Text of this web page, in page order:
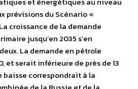
prévisions du Scénario «
croissance de la demande
jusqu’en 2035 s’en
La demande en pétrole
et serait inférieure de près de 13
baisse correspondrait à la